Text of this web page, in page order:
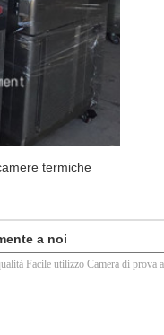
termiche
a noi